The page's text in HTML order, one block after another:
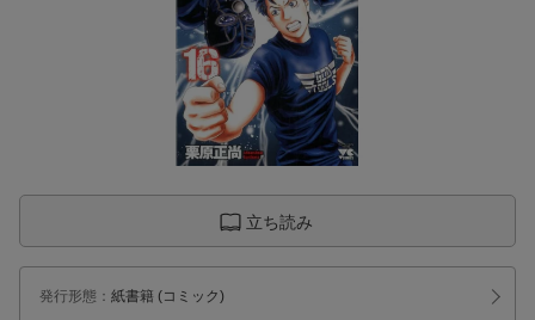
立ち読み
発行形態 ： 紙書籍 (コミック)